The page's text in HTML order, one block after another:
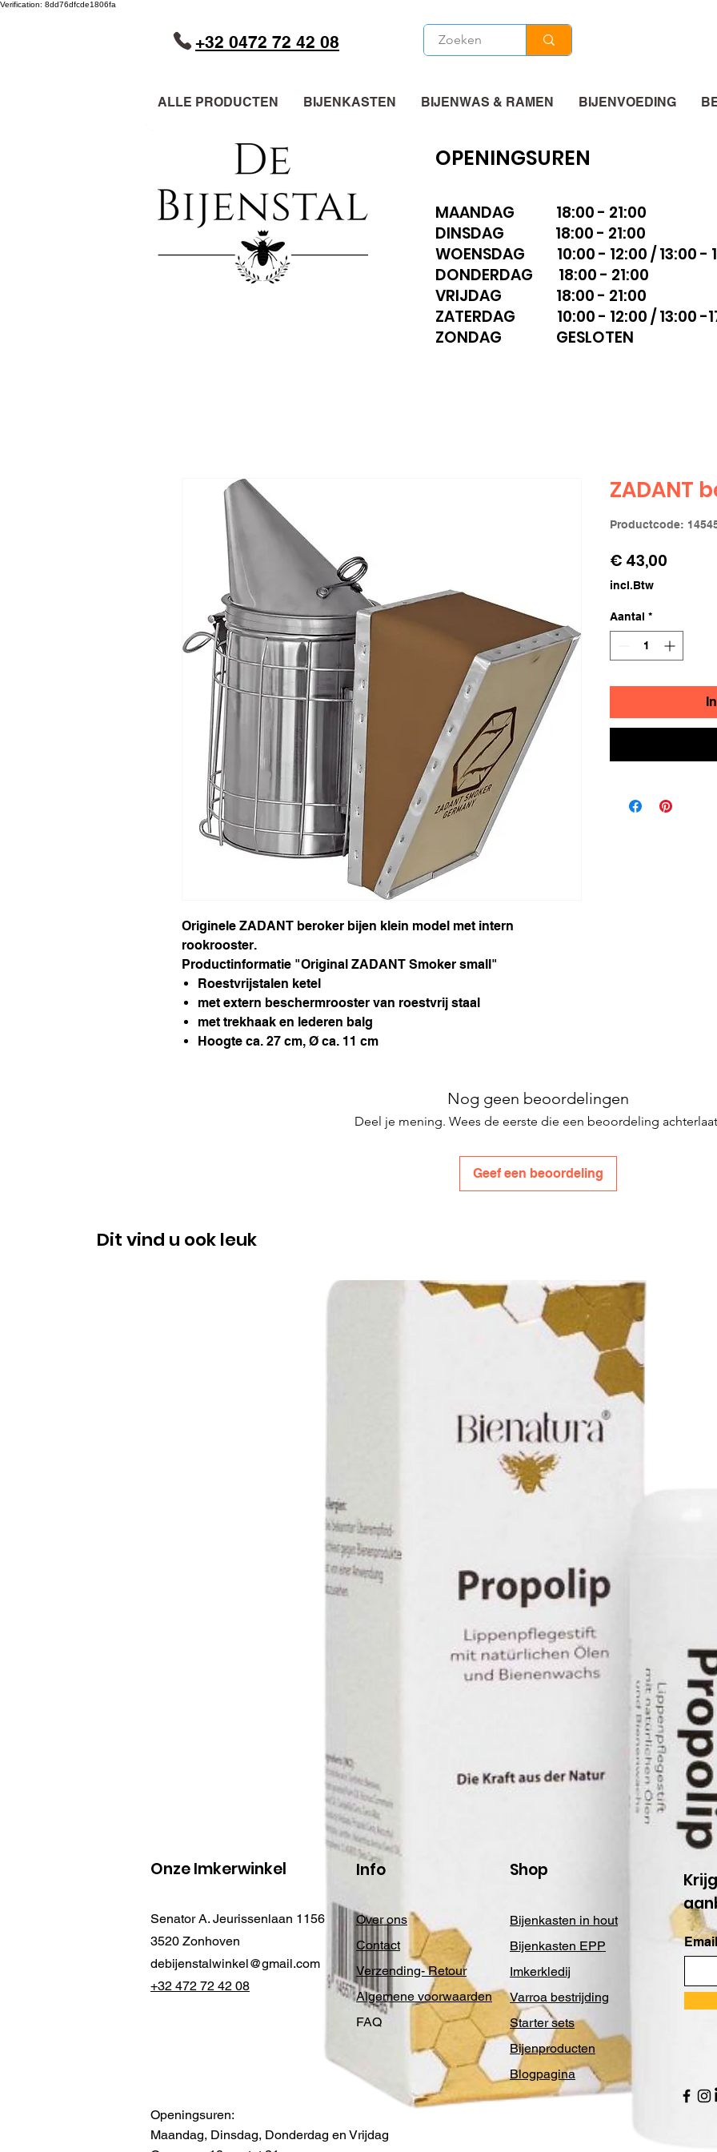
Verification: 8dd76dfcde1806fa
+32 0472 72 42 08
ALLE PRODUCTEN BIJENKASTEN BIJENWAS & RAMEN BIJENVOEDING
OPENINGSUREN
MAANDAG 18:00 - 21:00
DINSDAG 18:00 - 21:00
WOENSDAG 10:00 - 12:00 / 13:00 -
DONDERDAG 18:00 - 21:00
VRIJDAG 18:00 - 21:00
ZATERDAG 10:00 - 12:00 / 13:00 -
ZONDAG GESLOTEN
Originele ZADANT beroker bijen klein model met intern
rookrooster.
Productinformatie "Original ZADANT Smoker small"
Roestvrijstalen ketel
met extern beschermrooster van roestvrij staal
met trekhaak en lederen balg
Hoogte ca. 27 cm, Ø ca. 11 cm
ZADANT
Productcode:
€ 43,00
incl.Btw
Aantal *
Nog geen beoordelingen
Deel je mening. Wees de eerste die een beoordeling
Geef een beoordeling
Dit vind u ook leuk
Onze Imkerwinkel
Senator A. Jeurissenlaan 1156
3520 Zonhoven
debijenstalwinkel@gmail.com
+32 472 72 42 08
Info
Over ons
Contact
Verzending- Retour
Algemene voorwaarden
FAQ
Shop
Bijenkasten in hout
Bijenkasten EPP
Imkerkledij
Varroa bestrijding
Starter sets
Bijenproducten
Blogpagina
Openingsuren:
Maandag, Dinsdag, Donderdag en Vrijdag